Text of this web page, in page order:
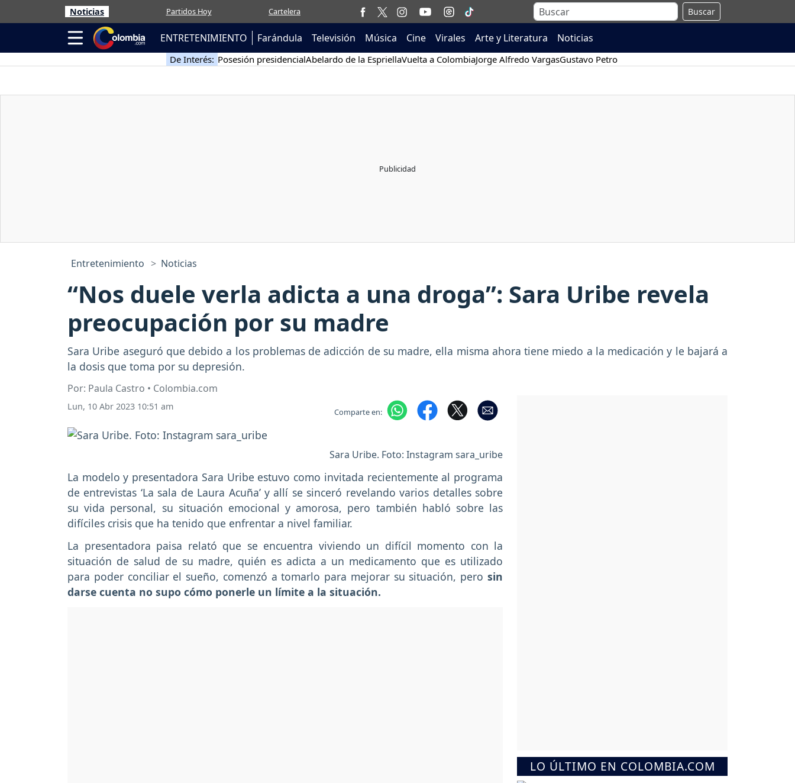
Noticias Partidos Hoy Cartelera Buscar
ENTRETENIMIENTO Farándula Televisión Música Cine Virales Arte y Literatura Noticias
De Interés: Posesión presidencialAbelardo de la EspriellaVuelta a ColombiaJorge Alfredo VargasGustavo Petro
Entretenimiento Noticias
“Nos duele verla adicta a una droga”: Sara Uribe revela
preocupación por su madre
Sara Uribe aseguró que debido a los problemas de adicción de su madre, ella misma ahora tiene miedo a la medicación y le bajará a
la dosis que toma por su depresión.
Por: Paula Castro • Colombia.com
Lun, 10 Abr 2023 10:51 am Comparte en:
Sara Uribe. Foto: Instagram sara_uribe
La modelo y presentadora Sara Uribe estuvo como invitada recientemente al programa
de entrevistas ‘La sala de Laura Acuña’ y allí se sinceró revelando varios detalles sobre
su vida personal, su situación emocional y amorosa, pero también habló sobre las
difíciles crisis que ha tenido que enfrentar a nivel familiar.
La presentadora paisa relató que se encuentra viviendo un difícil momento con la
situación de salud de su madre, quién es adicta a un medicamento que es utilizado
para poder conciliar el sueño, comenzó a tomarlo para mejorar su situación, pero sin
darse cuenta no supo cómo ponerle un límite a la situación.
LO ÚLTIMO EN COLOMBIA.COM